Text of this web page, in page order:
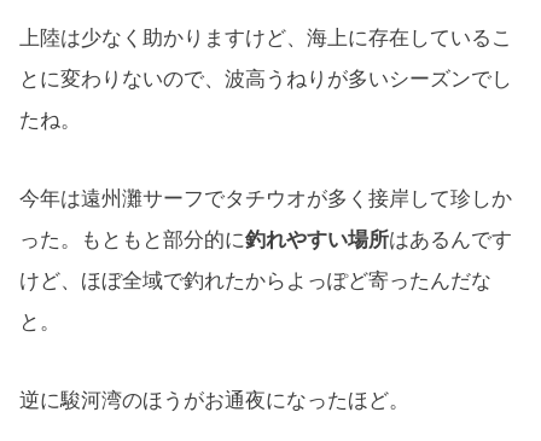
上陸は少なく助かりますけど、海上に存在しているこ
とに変わりないので、波高うねりが多いシーズンでし
たね。
今年は遠州灘サーフでタチウオが多く接岸して珍しか
った。もともと部分的に釣れやすい場所はあるんです
けど、ほぼ全域で釣れたからよっぽど寄ったんだな
と。
逆に駿河湾のほうがお通夜になったほど。